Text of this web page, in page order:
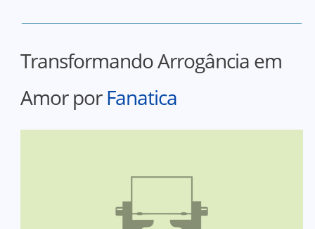
Transformando Arrogância em
Amor porFanatica